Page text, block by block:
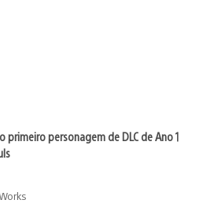
primeiro personagem de DLC de Ano 1